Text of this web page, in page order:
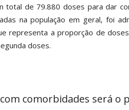
total de 79.880 doses para dar
na população em geral, foi
representa a proporção de
doses.
com comorbidades será